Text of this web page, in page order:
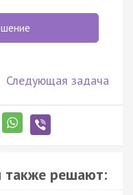
Следующая задача
также решают: